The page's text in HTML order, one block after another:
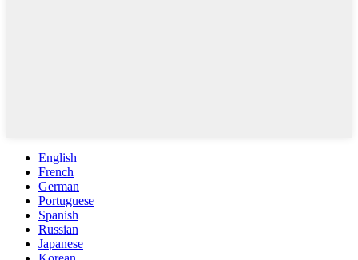
English
French
German
Portuguese
Spanish
Russian
Japanese